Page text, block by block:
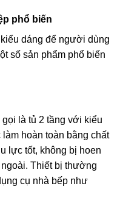
phổ biến
dáng để người dùng
số sản phẩm phổ biến
là tủ 2 tầng với kiểu
hoàn toàn bằng chất
lực tốt, không bị hoen
Thiết bị thường
cụ nhà bếp như